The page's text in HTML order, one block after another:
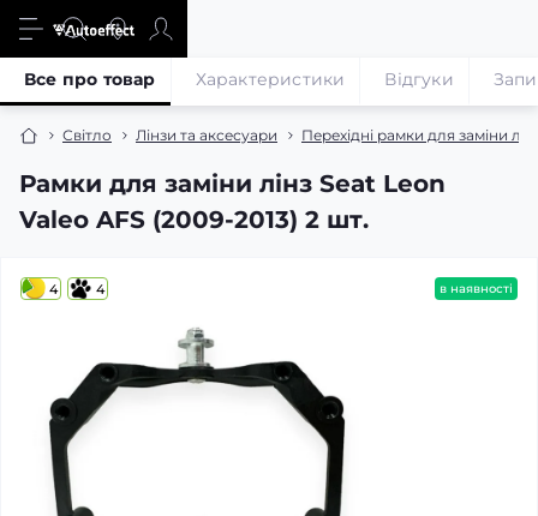
Світло Лінзи та аксесуари Перехідні рамки для заміни
Рамки для заміни лінз Seat Leon
Valeo AFS (2009-2013) 2 шт.
Все про товар Характеристики Відгуки
4 4 в наявності